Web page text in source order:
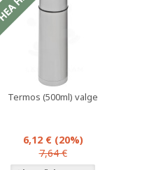
Termos (500ml) valge
6,12 € (20%)
7,64 €